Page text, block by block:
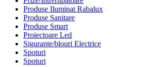
Produse Iluminat Rabalux
Produse Sanitare
Produse Smart
Proiectoare Led
Sigurante/blouri Electrice
Spoturi
Spoturi